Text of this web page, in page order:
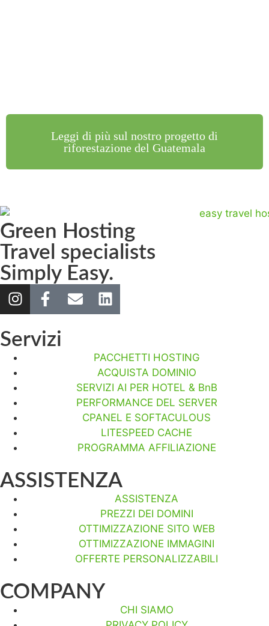
Leggi di più sul nostro progetto di
riforestazione del Guatemala
Green Hosting
Travel specialists
Simply Easy.
Servizi
PACCHETTI HOSTING
ACQUISTA DOMINIO
SERVIZI AI PER HOTEL & BnB
PERFORMANCE DEL SERVER
CPANEL E SOFTACULOUS
LITESPEED CACHE
PROGRAMMA AFFILIAZIONE
ASSISTENZA
ASSISTENZA
PREZZI DEI DOMINI
OTTIMIZZAZIONE SITO WEB
OTTIMIZZAZIONE IMMAGINI
OFFERTE PERSONALIZZABILI
COMPANY
CHI SIAMO